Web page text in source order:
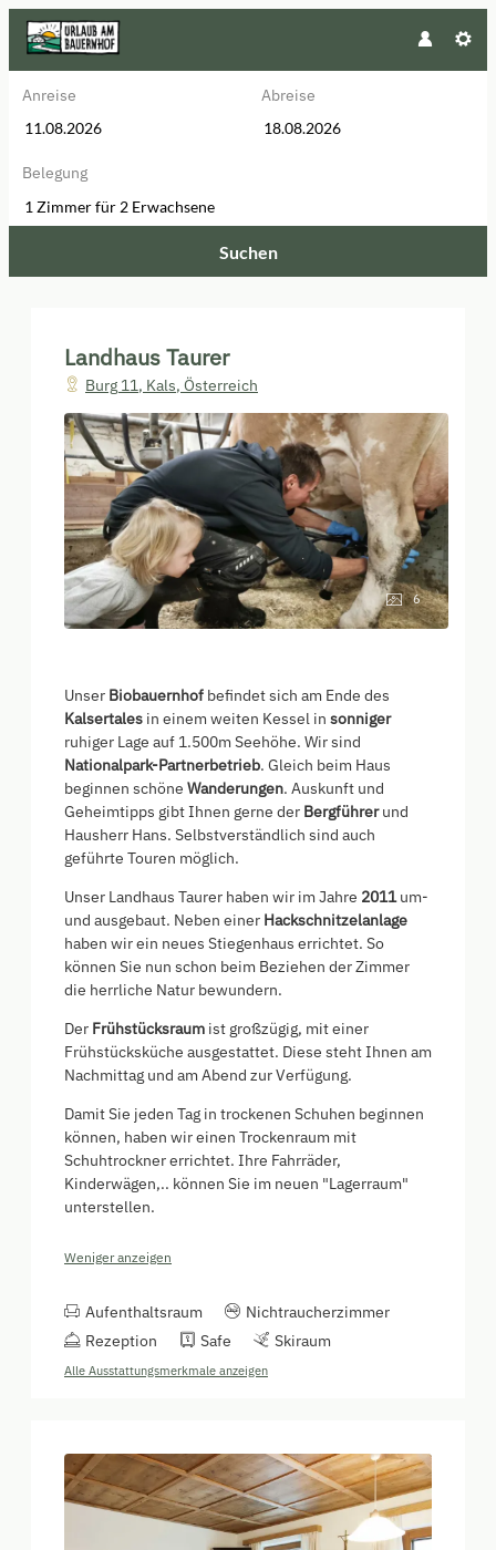
Anreise Abreise
Belegung
1 Zimmerfür 2 Erwachsene
Suchen
Landhaus Taurer
Burg 11, Kals, Österreich
6
Unser Biobauernhof befindet sich am Ende des
Kalsertales in einem weiten Kessel in sonniger
ruhiger Lage auf 1.500m Seehöhe. Wir sind
Nationalpark-Partnerbetrieb. Gleich beim Haus
beginnen schöne Wanderungen. Auskunft und
Geheimtipps gibt Ihnen gerne der Bergführerund
Hausherr Hans. Selbstverständlich sind auch
geführte Touren möglich.
Unser Landhaus Taurer haben wir im Jahre 2011um-
und ausgebaut. Neben einer Hackschnitzelanlage
haben wir ein neues Stiegenhaus errichtet. So
können Sie nun schon beim Beziehen der Zimmer
die herrliche Natur bewundern.
Der Frühstücksraum ist großzügig, mit einer
Frühstücksküche ausgestattet. Diese steht Ihnen am
Nachmittag und am Abend zur Verfügung.
Damit Sie jeden Tag in trockenen Schuhen beginnen
können, haben wir einen Trockenraum mit
Schuhtrockner errichtet. Ihre Fahrräder,
Kinderwägen,.. können Sie im neuen "Lagerraum"
unterstellen.
Weniger anzeigen
Aufenthaltsraum
Nichtraucherzimmer
Rezeption
Safe Skiraum
Alle Ausstattungsmerkmale anzeigen